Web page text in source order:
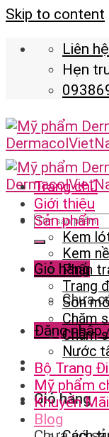
Skip to content
Liên hệ
Hẹn
Giỏ hàng
Chưa
Đăng nhập
Giỏ hàng
Trang chủ
Giới thiệu
Sản phẩm
Kem
Kem
Phấn
Trang
Son
Chăm
Chăm
Nước
Bộ Trang
Mỹ phẩm
Khuyến Mãi
Blog